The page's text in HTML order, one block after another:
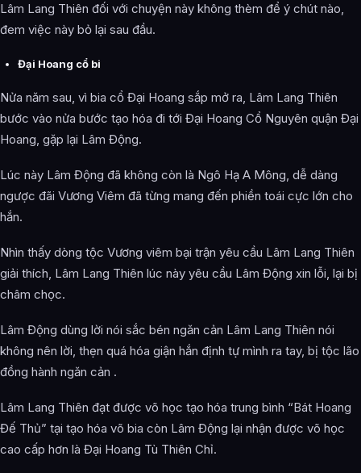
Lâm Lang Thiên đối với chuyện này không thèm để ý chút nào,
đem việc này bỏ lại sau đầu.
Đại Hoang cổ bi
Nửa năm sau, vì bia cổ Đại Hoang sắp mở ra, Lâm Lang Thiên
bước vào nửa bước tạo hóa đi tới Đại Hoang Cổ Nguyên quận Đại
Hoang, gặp lại Lâm Động.
Lúc này Lâm Động đã không còn là Ngô Hạ A Mông, dễ dàng
ngược đãi Vương Viêm đã từng mang đến phiền toái cực lớn cho
hắn.
Nhìn thấy dòng tộc Vương viêm bại trận yêu cầu Lâm Lang Thiên
giải thích, Lâm Lang Thiên lúc này yêu cầu Lâm Động xin lỗi, lại bị
châm chọc.
Lâm Động dùng lời nói sắc bén ngăn cản Lâm Lang Thiên nói
không nên lời, thẹn quá hóa giận hắn định tự mình ra tay, bị tộc lão
đồng hành ngăn cản .
Lâm Lang Thiên đạt được võ học tạo hóa trung bình “Bát Hoang
Đế Thủ” tại tạo hóa võ bia còn Lâm Động lại nhận được võ học
cao cấp hơn là Đại Hoang Tù Thiên Chỉ.